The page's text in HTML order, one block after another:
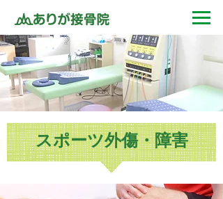
スポーツ外傷・障害